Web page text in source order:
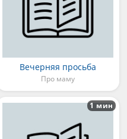
Вечерняя просьба
Про маму
1 мин